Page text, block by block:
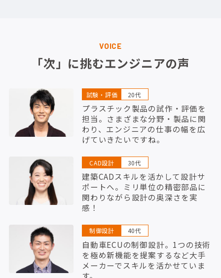
VOICE
「次」に挑むエンジニアの声
試験・評価 20代
プラスチック製品の試作・評価を
担当。さまざまな分野・製品に関
わり、エンジニアの仕事の幅を広
げていきたいですね。
CAD設計 30代
建築CADスキルを活かして設計サ
ポートへ。ミリ単位の精密部品に
関わりながら設計の奥深さを実
感！
制御設計 40代
自動車ECUの制御設計。1つの技術
を極め新機能を提案するなど大手
メーカーでスキルを活かせていま
す。